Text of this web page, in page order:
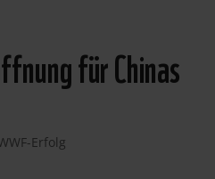
für Chinas
Erfolg